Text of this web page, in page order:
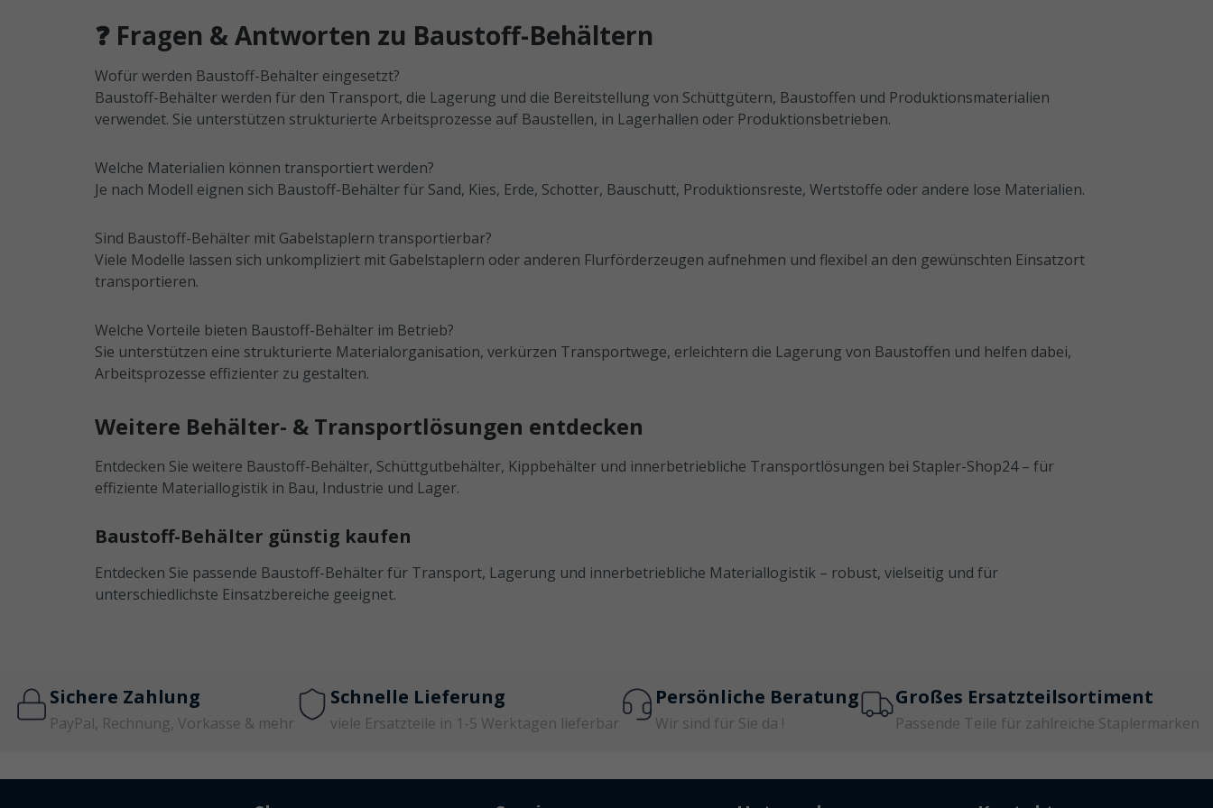
❓ Fragen & Antworten zu Baustoff-Behältern
Wofür werden Baustoff-Behälter eingesetzt?
Baustoff-Behälter werden für den Transport, die Lagerung und die Bereitstellung von Schüttgütern, Baustoffen und Produktionsmaterialien
verwendet. Sie unterstützen strukturierte Arbeitsprozesse auf Baustellen, in Lagerhallen oder Produktionsbetrieben.
Welche Materialien können transportiert werden?
Je nach Modell eignen sich Baustoff-Behälter für Sand, Kies, Erde, Schotter, Bauschutt, Produktionsreste, Wertstoffe oder andere lose Materialien.
Sind Baustoff-Behälter mit Gabelstaplern transportierbar?
Viele Modelle lassen sich unkompliziert mit Gabelstaplern oder anderen Flurförderzeugen aufnehmen und flexibel an den gewünschten Einsatzort
transportieren.
Welche Vorteile bieten Baustoff-Behälter im Betrieb?
Sie unterstützen eine strukturierte Materialorganisation, verkürzen Transportwege, erleichtern die Lagerung von Baustoffen und helfen dabei,
Arbeitsprozesse effizienter zu gestalten.
Weitere Behälter- & Transportlösungen entdecken
Entdecken Sie weitere Baustoff-Behälter, Schüttgutbehälter, Kippbehälter und innerbetriebliche Transportlösungen bei Stapler-Shop24 – für
effiziente Materiallogistik in Bau, Industrie und Lager.
Baustoff-Behälter günstig kaufen
Entdecken Sie passende Baustoff-Behälter für Transport, Lagerung und innerbetriebliche Materiallogistik – robust, vielseitig und für
unterschiedlichste Einsatzbereiche geeignet.
Sichere Zahlung
PayPal, Rechnung, Vorkasse & mehr
Schnelle Lieferung
viele Ersatzteile in 1-5 Werktagen lieferbar
Persönliche Beratung
Wir sind für Sie da !
Großes Ersatzteilsortiment
Passende Teile für zahlreiche Staplermarken